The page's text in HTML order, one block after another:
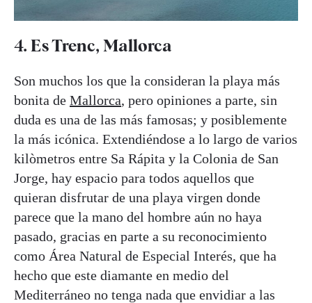
4. Es Trenc, Mallorca
Son muchos los que la consideran la playa más
bonita de Mallorca, pero opiniones a parte, sin
duda es una de las más famosas; y posiblemente
la más icónica. Extendiéndose a lo largo de varios
kilòmetros entre Sa Rápita y la Colonia de San
Jorge, hay espacio para todos aquellos que
quieran disfrutar de una playa virgen donde
parece que la mano del hombre aún no haya
pasado, gracias en parte a su reconocimiento
como Área Natural de Especial Interés, que ha
hecho que este diamante en medio del
Mediterráneo no tenga nada que envidiar a las